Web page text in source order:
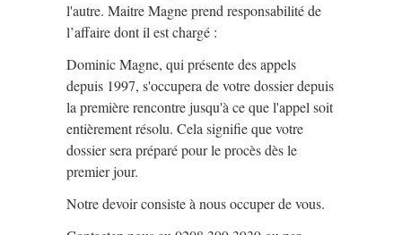
l'autre. Maitre Magne prend responsabilité de
l’affaire dont il est chargé :
Dominic Magne, qui présente des appels
depuis 1997, s'occupera de votre dossier depuis
la première rencontre jusqu'à ce que l'appel soit
entièrement résolu. Cela signifie que votre
dossier sera préparé pour le procès dès le
premier jour.
Notre devoir consiste à nous occuper de vous.